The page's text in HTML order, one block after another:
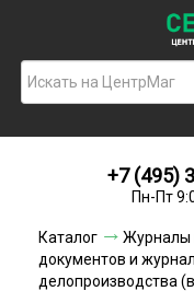
+7 (495)
Пн-Пт
Каталог Журналы
документов и
делопроизводства